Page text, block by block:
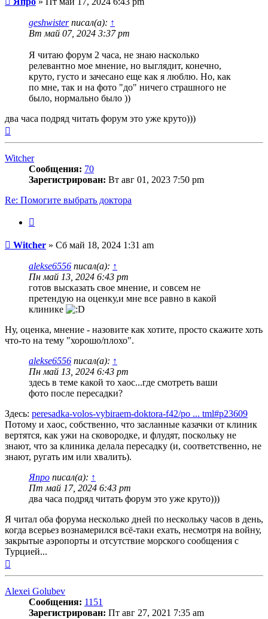
geshwisterписал(а): ↑
Вт май 07, 2024 3:37 pm
Я читаю форум 2 часа, не знаю насколько
релевантно мое мнение, но выглядит, конечно,
круто, густо и зачесано еще как я люблю. Но, как
по мне, так и на фото "до" ничего страшного не
было, нормально было ))
два часа подряд читать форум это уже круто)))
Witcher
Сообщения: 70
Зарегистрирован: Вт авг 01, 2023 7:50 pm
Re: Помогите выбрать доктора
Сообщение
Witcher » Сб май 18, 2024 1:31 am
alekse6556 писал(а): ↑
Пн май 13, 2024 6:43 pm
готов высказать свое мнение, и совсем не
претендую на оценку,и мне все равно в какой
клинике
Ну, оценка, мнение - назовите как хотите, просто скажите хоть
что-то на тему "хорошо/плохо".
alekse6556 писал(а): ↑
Пн май 13, 2024 6:43 pm
здесь в теме какой то хаос...где смотреть ваши
фото после пересадки?
Здесь: peresadka-volos-vybiraem-doktora-f42/po ... tml#p23609
Потому и хаос, собственно, что засланные казачки от клиник
вертятся, как ужи на сковородке, и флудят, поскольку не
знают, что за клиника делала пересадку (и, соответственно, не
знают, ругать им или хвалить).
Япро писал(а): ↑
Пт май 17, 2024 6:43 pm
два часа подряд читать форум это уже круто)))
Я читал оба форума несколько дней по нескольку часов в день,
когда всерьез вознамерился всё-таки ехать, несмотря на войну,
закрытые аэропорты и отсутствие морского сообщения с
Турцией...
Alexei Golubev
Сообщения: 1151
Зарегистрирован: Пт авг 27, 2021 7:35 am